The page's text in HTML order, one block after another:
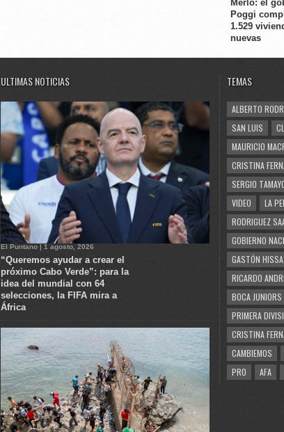
Merlo: el
Poggi
1.529
nuevas
ULTIMAS NOTICIAS
El Puntano | 1 agosto, 2026
“Queremos ayudar a crear el
próximo Cabo Verde”: para la
idea del mundial con 64
selecciones, la FIFA mira a
África
TEMAS
ALBERTO
SAN LUIS
MAURICIO
CRISTINA
SERGIO
VIDEO
LA
RODRIGUEZ
GOBIERNO
GASTÓN HISSA
RICARDO
BOCA JUNIORS
PRIMERA
CRISTINA
CAMBIEMOS
PRO
AFA